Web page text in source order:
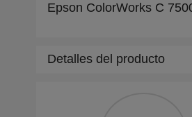
Epson ColorWorks C
Detalles del producto